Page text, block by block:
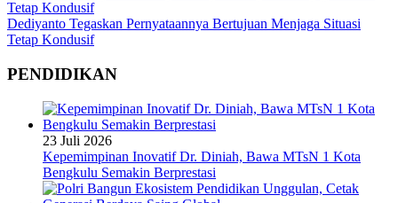
Dediyanto Tegaskan Pernyataannya Bertujuan Menjaga Situasi
Tetap Kondusif
PENDIDIKAN
23 Juli 2026
Kepemimpinan Inovatif Dr. Diniah, Bawa MTsN 1 Kota
Bengkulu Semakin Berprestasi